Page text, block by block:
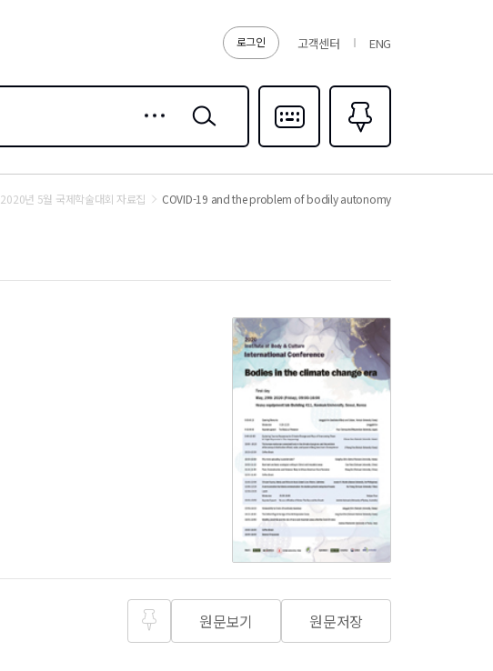
로그인 고객센터 ENG
검색
다국어입력
즐겨찾기0
2020년 5월 국제학술대회 자료집 COVID-19 and the problem of bodily autonomy
원문보기 원문저장